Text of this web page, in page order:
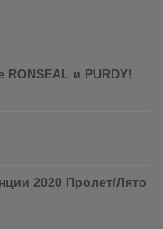
и PURDY!
2020 Пролет/Лято